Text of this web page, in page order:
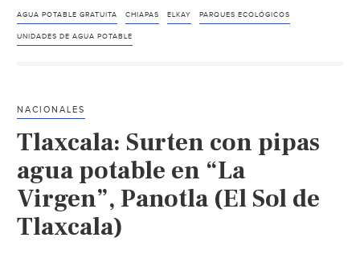
que
el
en
México
(energíahoy)
AGUA POTABLE GRATUITA CHIAPAS ELKAY PARQUES ECOLÓGICOS
UNIDADES DE AGUA POTABLE
NACIONALES
Tlaxcala: Surten con pipas
agua potable en “La
Virgen”, Panotla (El Sol de
Tlaxcala)